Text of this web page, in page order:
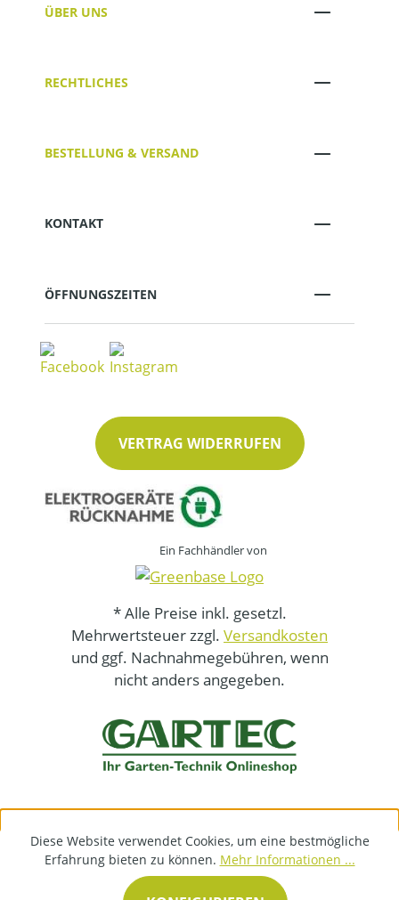
ÜBER UNS
RECHTLICHES
BESTELLUNG & VERSAND
KONTAKT
ÖFFNUNGSZEITEN
VERTRAG WIDERRUFEN
Ein Fachhändler von
* Alle Preise inkl. gesetzl.
Mehrwertsteuer zzgl. Versandkosten
und ggf. Nachnahmegebühren, wenn
nicht anders angegeben.
Diese Website verwendet Cookies, um eine bestmögliche
Erfahrung bieten zu können. Mehr Informationen ...